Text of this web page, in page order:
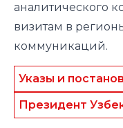
аналитического
визитам в
коммуникаций.
Указы и
Президент